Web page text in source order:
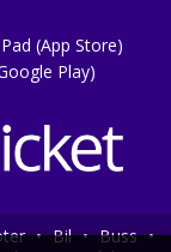
(App Store)
Play)
• Bil • Buss •